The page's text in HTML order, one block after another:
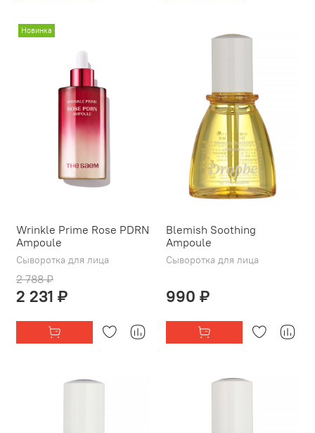
Новинка
Wrinkle Prime Rose PDRN
Ampoule
Сыворотка для лица
2 788 ₽
2 231 ₽
Blemish Soothing
Ampoule
Сыворотка для лица
990 ₽